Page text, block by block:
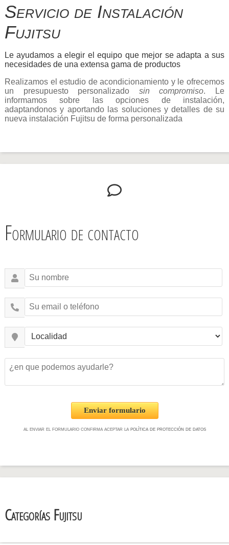
Servicio de Instalación
Fujitsu
Le ayudamos a elegir el equipo que mejor se adapta a sus
necesidades de una extensa gama de productos
Realizamos el estudio de acondicionamiento y le ofrecemos
un presupuesto personalizado sin compromiso. Le
informamos sobre las opciones de instalación,
adaptandonos y aportando las soluciones y detalles de su
nueva instalación Fujitsu de forma personalizada
Formulario de contacto
Enviar formulario
al enviar el formulario confirma aceptar la política de protección de datos
Categorías Fujitsu